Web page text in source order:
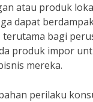
atau produk
dapat
terutama bagi
produk impor
mereka.
perilaku